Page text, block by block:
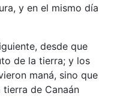
y en el mismo día
desde que
de la tierra; y los
maná, sino que
de Canaán